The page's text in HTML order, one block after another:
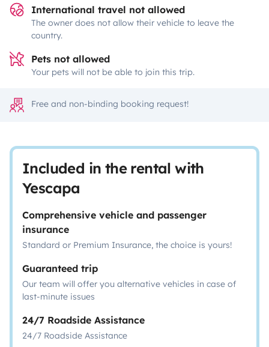
International travel not allowed
The owner does not allow their vehicle to leave the
country.
Pets not allowed
Your pets will not be able to join this trip.
Free and non-binding booking request!
Included in the rental with
Yescapa
Comprehensive vehicle and passenger
insurance
Standard or Premium Insurance, the choice is yours!
Guaranteed trip
Our team will offer you alternative vehicles in case of
last-minute issues
24/7 Roadside Assistance
24/7 Roadside Assistance